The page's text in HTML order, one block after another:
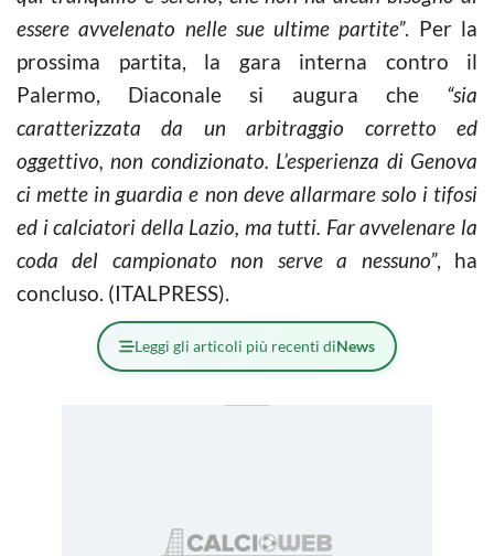
essere avvelenato nelle sue ultime partite”. Per la
prossima partita, la gara interna contro il
Palermo, Diaconale si augura che“sia
caratterizzata da un arbitraggio corretto ed
oggettivo, non condizionato. L’esperienza di Genova
ci mette in guardia e non deve allarmare solo i tifosi
ed i calciatori della Lazio, ma tutti. Far avvelenare la
coda del campionato non serve a nessuno”, ha
concluso. (ITALPRESS).
Leggi gli articoli più recenti diNews